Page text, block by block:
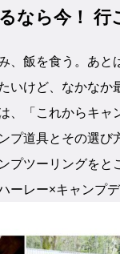
なら今！
、飯を食う。あ
いけど、なかな
、「これからキ
プ道具とその選
プツーリングを
ーレー×キャンプデ